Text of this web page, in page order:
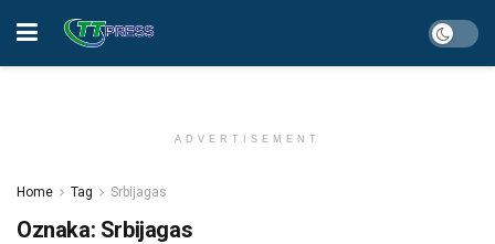
ADVERTISEMENT
Home Tag Srbijagas
Oznaka: Srbijagas